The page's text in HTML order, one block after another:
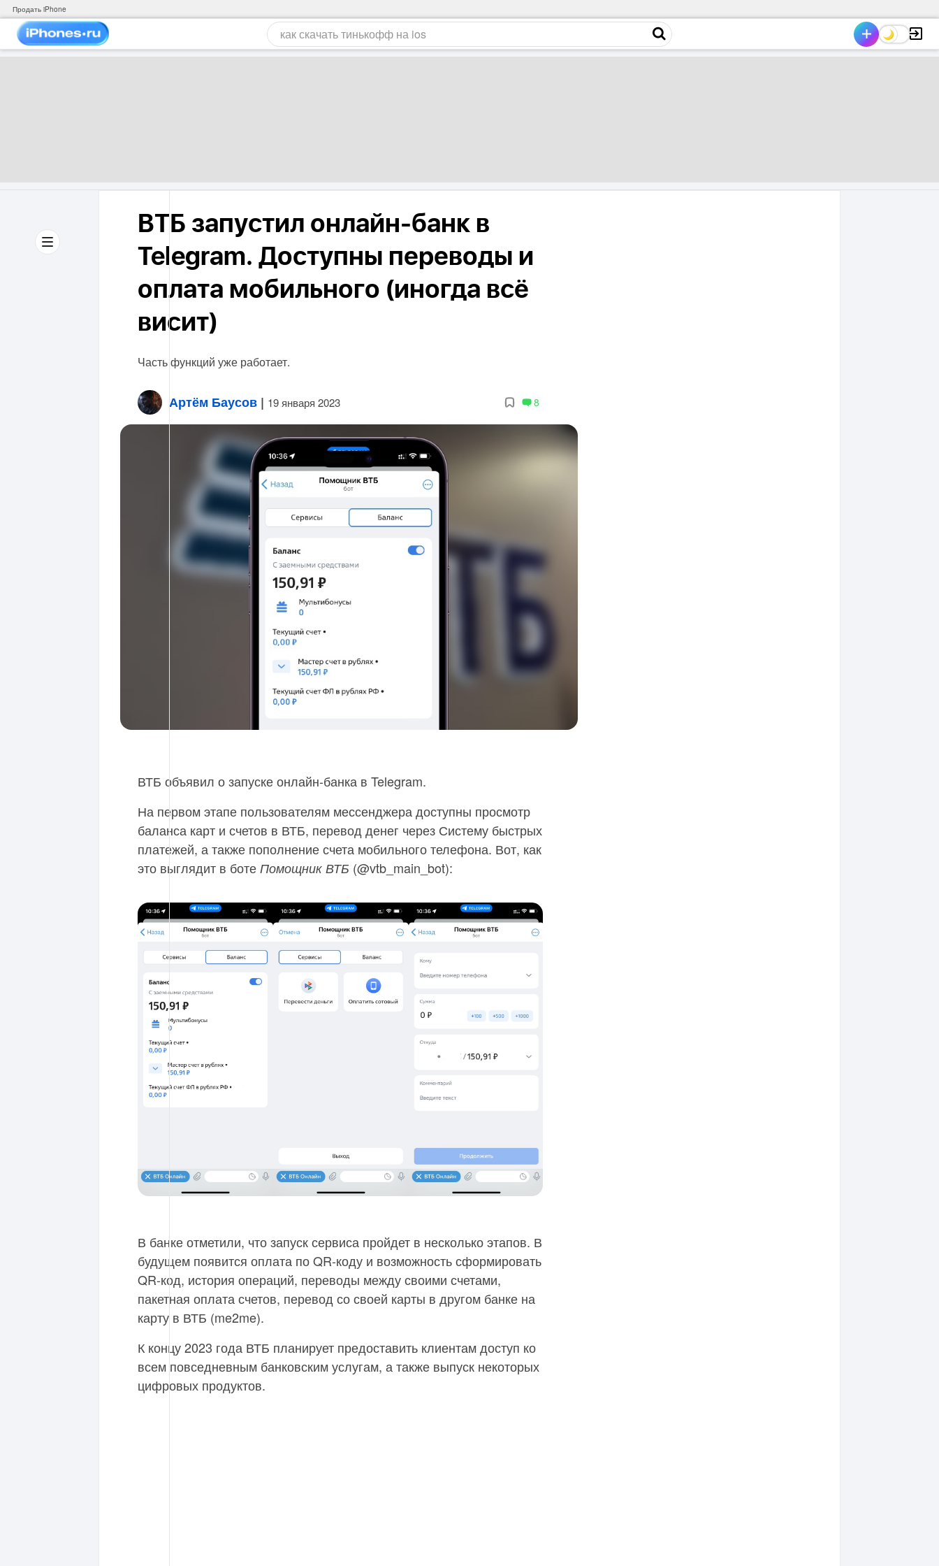
Продать iPhone
ВТБ запустил онлайн-банк в
Telegram. Доступны переводы и
оплата мобильного (иногда всё
висит)
Часть функций уже работает.
Артём Баусов | 19 января 2023 8
ВТБ объявил о запуске онлайн-банка в Telegram.
На первом этапе пользователям мессенджера доступны просмотр
баланса карт и счетов в ВТБ, перевод денег через Систему быстрых
платежей, а также пополнение счета мобильного телефона. Вот, как
это выглядит в боте Помощник ВТБ (@vtb_main_bot):
В банке отметили, что запуск сервиса пройдет в несколько этапов. В
будущем появится оплата по QR-коду и возможность сформировать
QR-код, история операций, переводы между своими счетами,
пакетная оплата счетов, перевод со своей карты в другом банке на
карту в ВТБ (me2me).
К концу 2023 года ВТБ планирует предоставить клиентам доступ ко
всем повседневным банковским услугам, а также выпуск некоторых
цифровых продуктов.